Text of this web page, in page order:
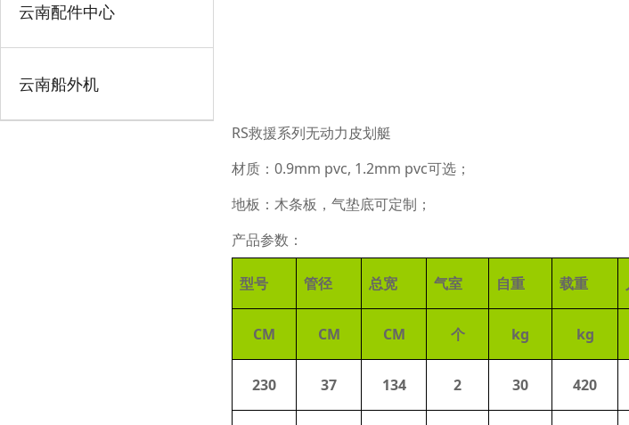
云南配件中心
云南船外机
RS救援系列无动力皮划艇
材质： 0.9mm pvc, 1.2mm pvc可选；
地板：木条板，气垫底可定制；
产品参数：
型号 管径 总宽 气室 自重 载重
CM CM CM 个 kg kg
230 37 134 2 30 420